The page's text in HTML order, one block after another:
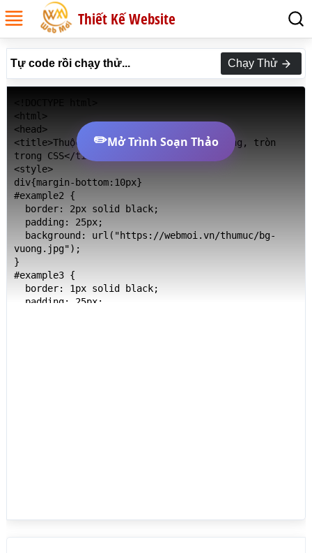
Thiết Kế Website
Tự code rồi chạy thử... Chạy Thử
<html>
<head>
<title>Thuộc tính background-repeat vuông, tròn
trong CSS</title>
<style>
div{margin-bottom:10px}
#example2 {
vuong.jpg");
}
#example3 {
✏️Mở Trình Soạn Thảo